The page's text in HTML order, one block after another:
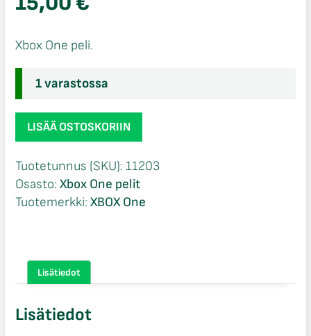
Xbox One peli.
1 varastossa
This
is
Police
Xbox
One
LISÄÄ OSTOSKORIIN
Tuotetunnus (SKU): 11203
Osasto: Xbox One pelit
Tuotemerkki: XBOX One
Lisätiedot
Lisätiedot